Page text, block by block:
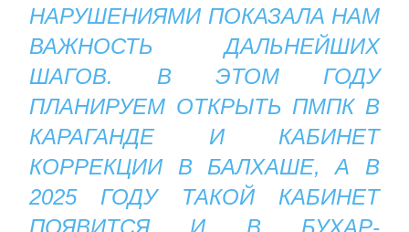
НАРУШЕНИЯМИ ПОКАЗАЛА НАМ
ВАЖНОСТЬ ДАЛЬНЕЙШИХ
ШАГОВ. В ЭТОМ ГОДУ
ПЛАНИРУЕМ ОТКРЫТЬ ПМПК В
КАРАГАНДЕ И КАБИНЕТ
КОРРЕКЦИИ В БАЛХАШЕ, А В
2025 ГОДУ ТАКОЙ КАБИНЕТ